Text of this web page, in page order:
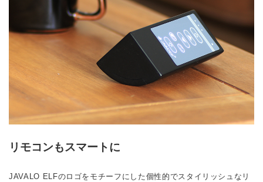
リモコンもスマートに
JAVALO ELFのロゴをモチーフにした個性的でスタイリッシュなリ